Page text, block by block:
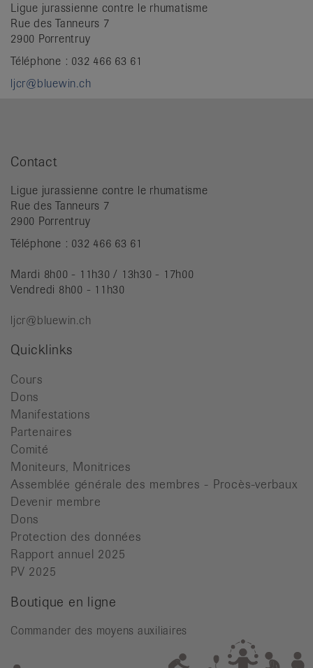
Ligue jurassienne contre le rhumatisme
Rue des Tanneurs 7
2900 Porrentruy
Téléphone : 032 466 63 61
ljcr@bluewin.ch
Contact
Ligue jurassienne contre le rhumatisme
Rue des Tanneurs 7
2900 Porrentruy
Téléphone : 032 466 63 61
Mardi 8h00 - 11h30 / 13h30 - 17h00
Vendredi 8h00 - 11h30
ljcr@bluewin.ch
Quicklinks
Cours
Dons
Manifestations
Partenaires
Comité
Moniteurs, Monitrices
Assemblée générale des membres - Procès-verbaux
Devenir membre
Dons
Protection des données
Rapport annuel 2025
PV 2025
Boutique en ligne
Commander des moyens auxiliaires